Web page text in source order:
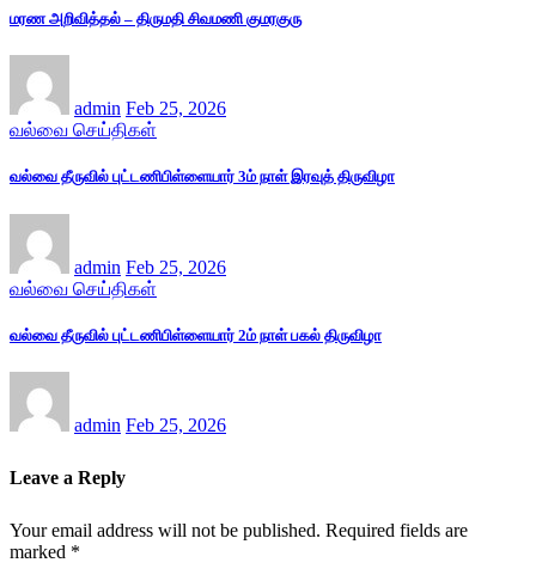
மரண அறிவித்தல் – திருமதி சிவமணி குமரகுரு
admin Feb 25, 2026
வல்வை செய்திகள்
வல்வை தீருவில் புட்டணிபிள்ளையார் 3ம் நாள் இரவுத் திருவிழா
admin Feb 25, 2026
வல்வை செய்திகள்
வல்வை தீருவில் புட்டணிபிள்ளையார் 2ம் நாள் பகல் திருவிழா
admin Feb 25, 2026
Leave a Reply
Your email address will not be published. Required fields are
marked *